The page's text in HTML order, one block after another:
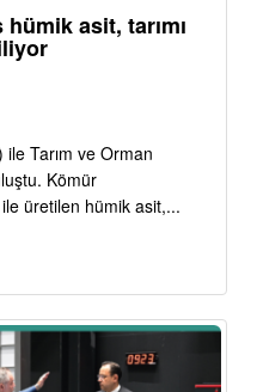
asit, tarımı
Tarım ve Orman
Kömür
ile üretilen hümik asit,...